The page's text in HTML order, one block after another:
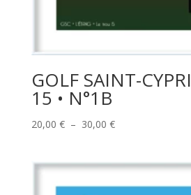
GOLF SAINT-
15 • N°1B
20,00 € – 30,00 €Plage
20,00 €
à